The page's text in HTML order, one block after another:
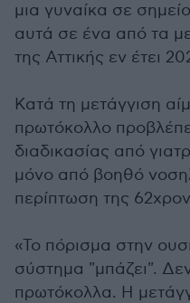
μια γυναίκα σε
αυτά σε ένα από τα
της Αττικής εν έτει
Κατά τη μετάγγιση
πρωτόκολλο
διαδικασίας από
μόνο από βοηθό
περίπτωση της
«Το πόρισμα στην
σύστημα "μπάζει".
πρωτόκολλα. Η